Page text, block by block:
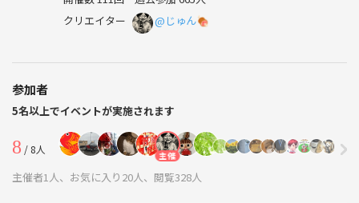
クリエイター
@じゅん🍖
参加者
5名以上でイベントが実施されます
8 / 8人 主催
主催者1人、お気に入り20人、閲覧328人